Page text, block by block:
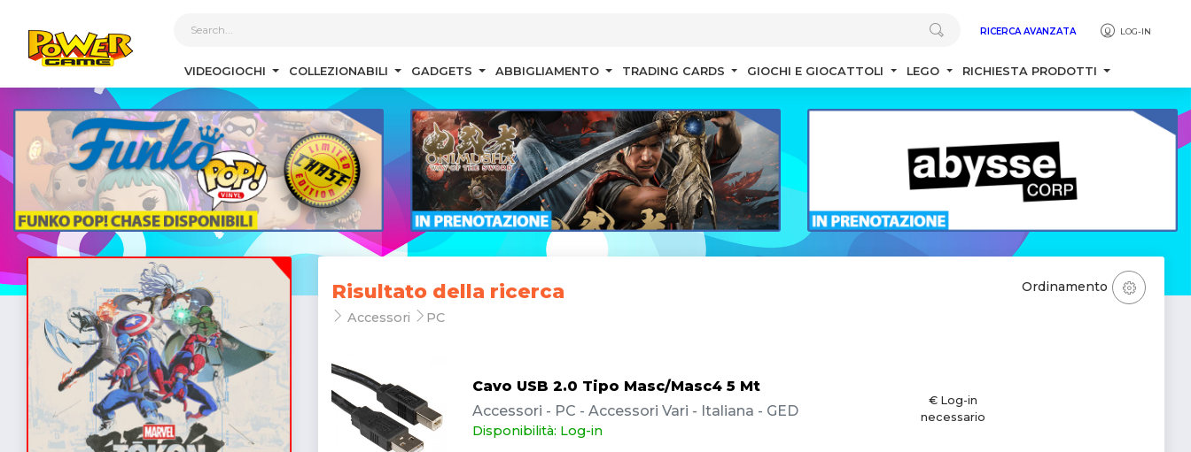
RICERCA AVANZATA LOG-IN
VIDEOGIOCHI COLLEZIONABILI GADGETS ABBIGLIAMENTO TRADING CARDS GIOCHI E GIOCATTOLI LEGO RICHIESTA PRODOTTI
Risultato della ricerca
Accessori PC
Ordinamento
Cavo USB 2.0 Tipo Masc/Masc4 5 Mt
Accessori - PC - Accessori Vari - Italiana - GED
Disponibilità: Log-in
€ Log-in
necessario